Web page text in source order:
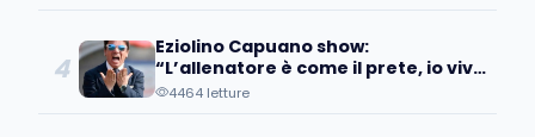
4
Eziolino Capuano show:
“L’allenatore è come il prete, io vivo
di queste cose. Vi dico...”
4464 letture